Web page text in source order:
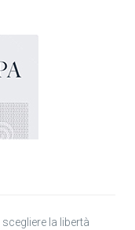
la libertà